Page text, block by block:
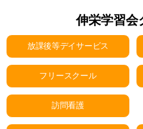
伸栄学習会
放課後等デイサービス
フリースクール
訪問看護